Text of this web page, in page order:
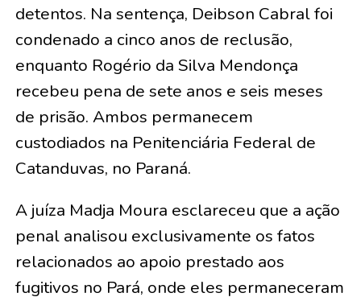
detentos. Na sentença, Deibson Cabral foi
condenado a cinco anos de reclusão,
enquanto Rogério da Silva Mendonça
recebeu pena de sete anos e seis meses
de prisão. Ambos permanecem
custodiados na Penitenciária Federal de
Catanduvas, no Paraná.
A juíza Madja Moura esclareceu que a ação
penal analisou exclusivamente os fatos
relacionados ao apoio prestado aos
fugitivos no Pará, onde eles permaneceram